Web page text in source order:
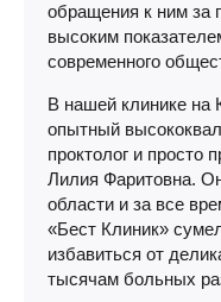
обращения к ним за
высоким
современного
В нашей клинике на
опытный
проктолог и просто
Лилия Фаритовна.
области и за все
«Бест Клиник»
избавиться от
тысячам больных